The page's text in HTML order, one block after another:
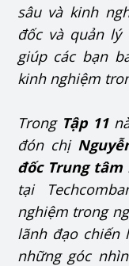
sâu và kinh
đốc và quản lý
giúp các bạn
kinh nghiệm
Trong Tập 11
đón chị
đốc Trung tâm
tại
nghiệm trong
lãnh đạo chiến
những góc